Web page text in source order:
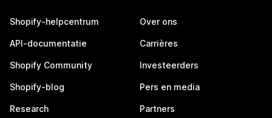
Shopify-helpcentrum
API-documentatie
Shopify Community
Shopify-blog
Research
Over ons
Carrières
Investeerders
Pers en media
Partners